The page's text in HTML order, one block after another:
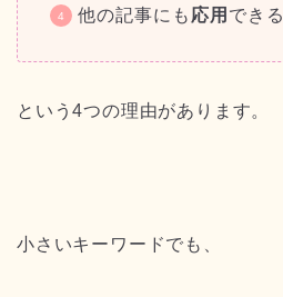
他の記事にも 応用 できる
という4つの理由があります。
小さいキーワードでも、